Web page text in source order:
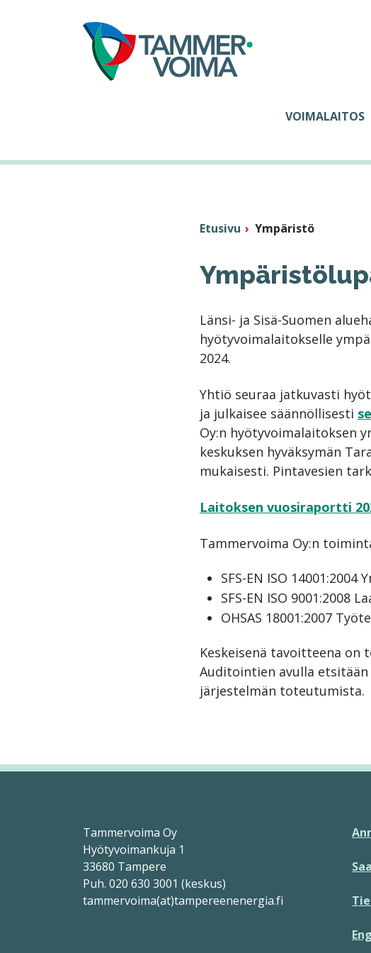
Siirry sisältöön
VOIMALAITOS
Etusivu Ympäristö
Länsi- ja Sisä-Suomen
hyötyvoimalaitokselle
2024.
Yhtiö seuraa jatkuvasti
ja julkaisee säännöllisesti
Oy:n hyötyvoimalaitoksen
keskuksen hyväksymän
mukaisesti. Pintavesien
Laitoksen vuosiraportti
Tammervoima Oy:n
SFS-EN ISO
SFS-EN ISO 9001:2008
OHSAS 18001:2007
Keskeisenä tavoitteena
Auditointien avulla
järjestelmän toteutumista.
Tammervoima Oy
Hyötyvoimankuja 1
33680 Tampere
Puh. 020 630 3001 (keskus)
tammervoima(at)tampereenenergia.fi